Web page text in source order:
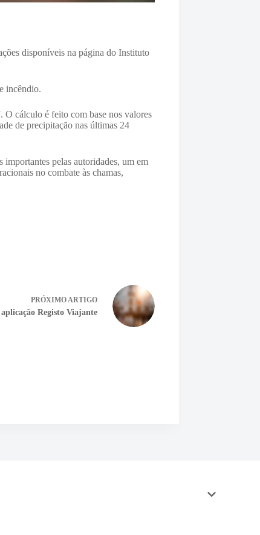
disponíveis na página do Instituto
incêndio.
cálculo é feito com base nos valores
de precipitação nas últimas 24
pelas autoridades, um em
no combate às chamas,
PRÓXIMOARTIGO
Registo Viajante